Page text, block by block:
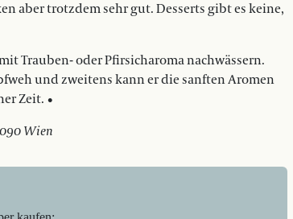
aber trotzdem sehr gut. Desserts gibt es keine,
Trauben- oder Pfirsicharoma nachwässern.
und zweitens kann er die sanften Aromen
Zeit. •
Wien